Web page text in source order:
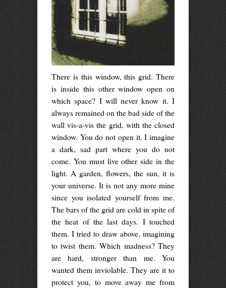
There is this window, this grid. There
is inside this other window open on
which space? I will never know it. I
always remained on the bad side of the
wall vis-a-vis the grid, with the closed
window. You do not open it. I imagine
a dark, sad part where you do not
come. You must live other side in the
light. A garden, flowers, the sun, it is
your universe. It is not any more mine
since you isolated yourself from me.
The bars of the grid are cold in spite of
the heat of the last days. I touched
them. I tried to draw above, imagining
to twist them. Which madness? They
are hard, stronger than me. You
wanted them inviolable. They are it to
protect you, to move away me from